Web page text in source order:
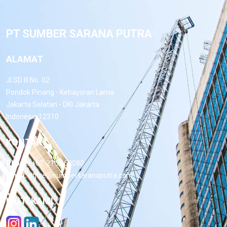
PT SUMBER SARANA PUTRA
ALAMAT
Jl.SD III No. 02
Pondok Pinang - Kebayoran Lama
Jakarta Selatan - DKI Jakarta
Indonesia 12310
KONTAK
Phone: +62-21 7660080
Email:office@sumbersaranaputra.com
IKUTI KAMI